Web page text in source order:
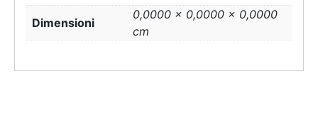
Dimensioni
0,0000 × 0,0000 × 0,0000
cm